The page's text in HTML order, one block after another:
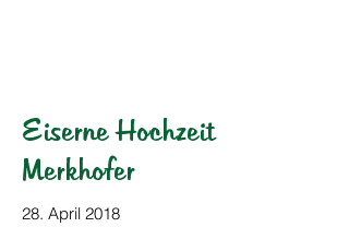
Eiserne Hochzeit
Merkhofer
28. April 2018